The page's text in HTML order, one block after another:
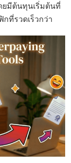
ยมีต้นทุนเริ่มต้นที่
กที่รวดเร็วกว่า